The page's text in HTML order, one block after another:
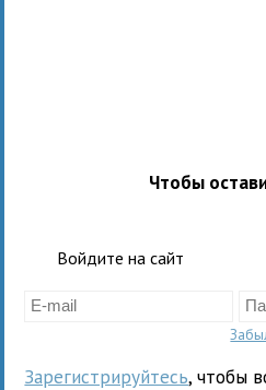
Чтобы
Войдите на сайт
Зарегистрируйтесь, чтобы